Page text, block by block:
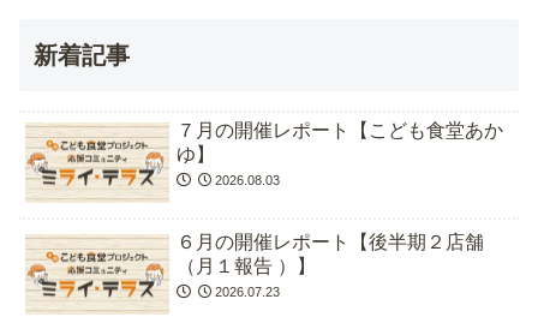
新着記事
７月の開催レポート【こども食堂あか
ゆ】
2026.08.03
６月の開催レポート【後半期２店舗
（月１報告 ）】
2026.07.23